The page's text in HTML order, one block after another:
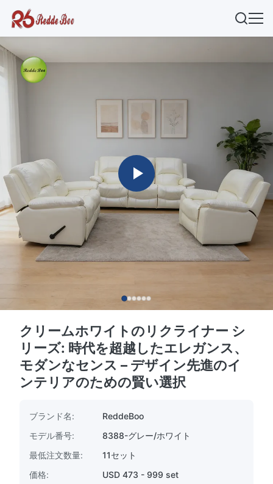
クリームホワイトのリクライナー シ
リーズ: 時代を超越したエレガンス、
モダンなセンス – デザイン先進のイ
ンテリアのための賢い選択
ブランド名:
ReddeBoo
モデル番号:
8388-グレー/ホワイト
最低注文数量:
11セット
価格:
USD 473 - 999 set